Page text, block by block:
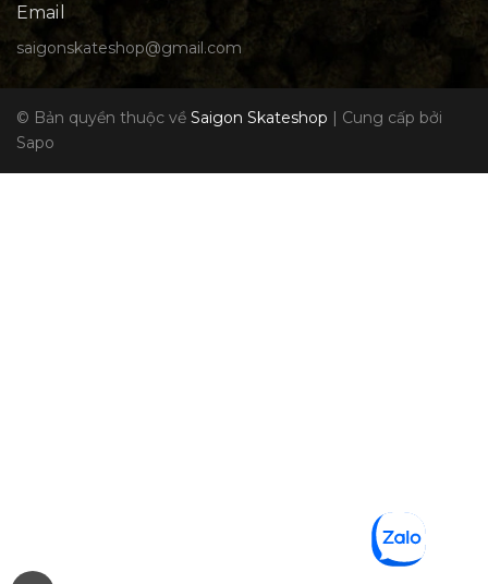
Email
saigonskateshop@gmail.com
© Bản quyền thuộc về Saigon Skateshop | Cung cấp bởi
Sapo